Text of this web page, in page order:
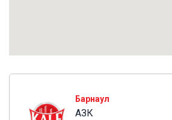
Барнаул
АЗК